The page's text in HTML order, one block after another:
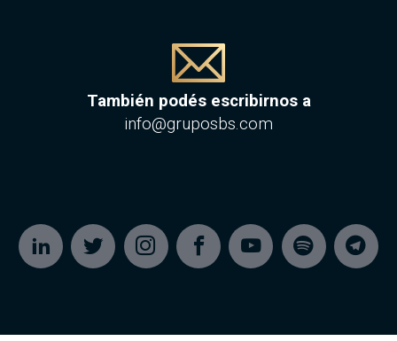
También podés escribirnos a
info@gruposbs.com